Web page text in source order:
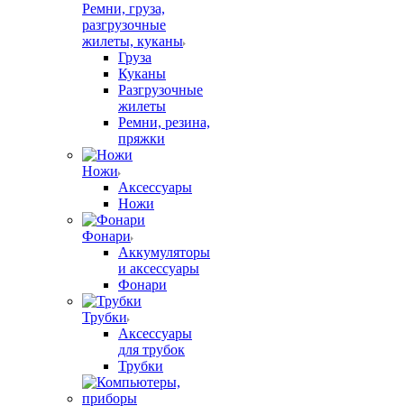
Ремни, груза,
разгрузочные
жилеты, куканы
Груза
Куканы
Разгрузочные
жилеты
Ремни, резина,
пряжки
Ножи
Аксессуары
Ножи
Фонари
Аккумуляторы
и аксессуары
Фонари
Трубки
Аксессуары
для трубок
Трубки